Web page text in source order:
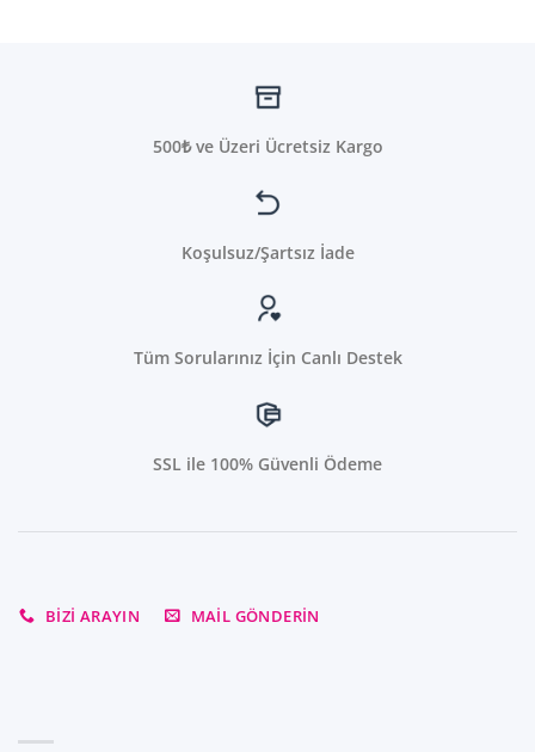
500₺ ve Üzeri Ücretsiz Kargo
Koşulsuz/Şartsız İade
Tüm Sorularınız İçin Canlı Destek
SSL ile 100% Güvenli Ödeme
BIZI ARAYIN MAIL GÖNDERIN